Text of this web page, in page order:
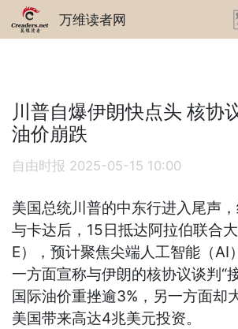
万维读者网
川普自爆伊朗快点头 核协
油价崩跌
自由时报 2025-05-15 10:00
美国总统川普的中东行进入尾声
与卡达后，15日抵达阿拉伯联合
E），预计聚焦尖端人工智能（AI
一方面宣称与伊朗的核协议谈判“
国际油价重挫逾3%，另一方面却
美国带来高达4兆美元投资。